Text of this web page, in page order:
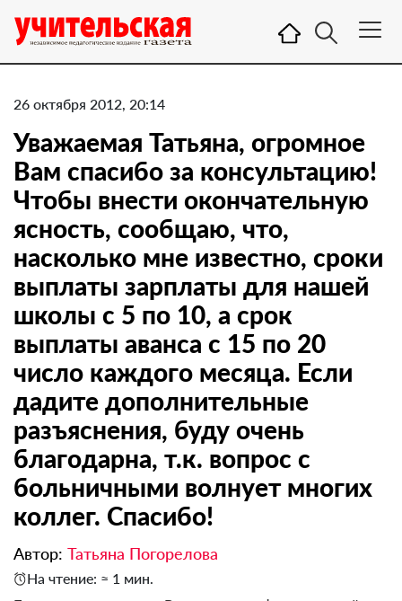
26 октября 2012, 20:14
Уважаемая Татьяна, огромное
Вам спасибо за консультацию!
Чтобы внести окончательную
ясность, сообщаю, что,
насколько мне известно, сроки
выплаты зарплаты для нашей
школы с 5 по 10, а срок
выплаты аванса с 15 по 20
число каждого месяца. Если
дадите дополнительные
разъяснения, буду очень
благодарна, т.к. вопрос с
больничными волнует многих
коллег. Спасибо!
Автор: Татьяна Погорелова
На чтение: ≈ 1 мин.